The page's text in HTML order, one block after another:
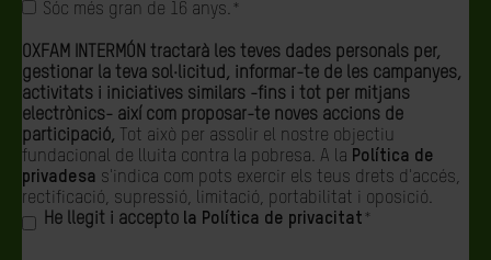
Sóc més gran de 16 anys.*
OXFAM INTERMÓN tractarà les teves dades personals per,
gestionar la teva sol·licitud, informar-te de les campanyes,
activitats i iniciatives similars -fins i tot per mitjans
electrònics- així com proposar-te noves accions de
participació, Tot això per assolir el nostre objectiu
fundacional de lluita contra la pobresa. A la Política de
privadesa s'indica com pots exercir els teus drets d'accés,
rectificació, supressió, limitació, portabilitat i oposició.
He llegit i accepto la Política de privacitat *